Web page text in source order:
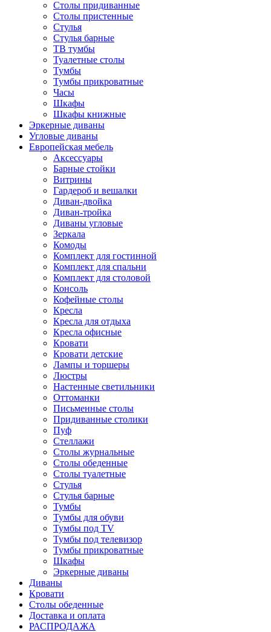
Столы придиванные
Столы пристенные
Стулья
Стулья барные
ТВ тумбы
Туалетные столы
Тумбы
Тумбы прикроватные
Часы
Шкафы
Шкафы книжные
Эркерные диваны
Угловые диваны
Европейская мебель
Аксессуары
Барные стойки
Витрины
Гардероб и вешалки
Диван-двойка
Диван-тройка
Диваны угловые
Зеркала
Комоды
Комплект для гостинной
Комплект для спальни
Комплект для столовой
Консоль
Кофейные столы
Кресла
Кресла для отдыха
Кресла офисные
Кровати
Кровати детские
Лампы и торшеры
Люстры
Настенные светильники
Оттоманки
Письменные столы
Придиванные столики
Пуф
Стеллажи
Столы журнальные
Столы обеденные
Столы туалетные
Стулья
Стулья барные
Тумбы
Тумбы для обуви
Тумбы под TV
Тумбы под телевизор
Тумбы прикроватные
Шкафы
Эркерные диваны
Диваны
Кровати
Столы обеденные
Доставка и оплата
РАСПРОДАЖА